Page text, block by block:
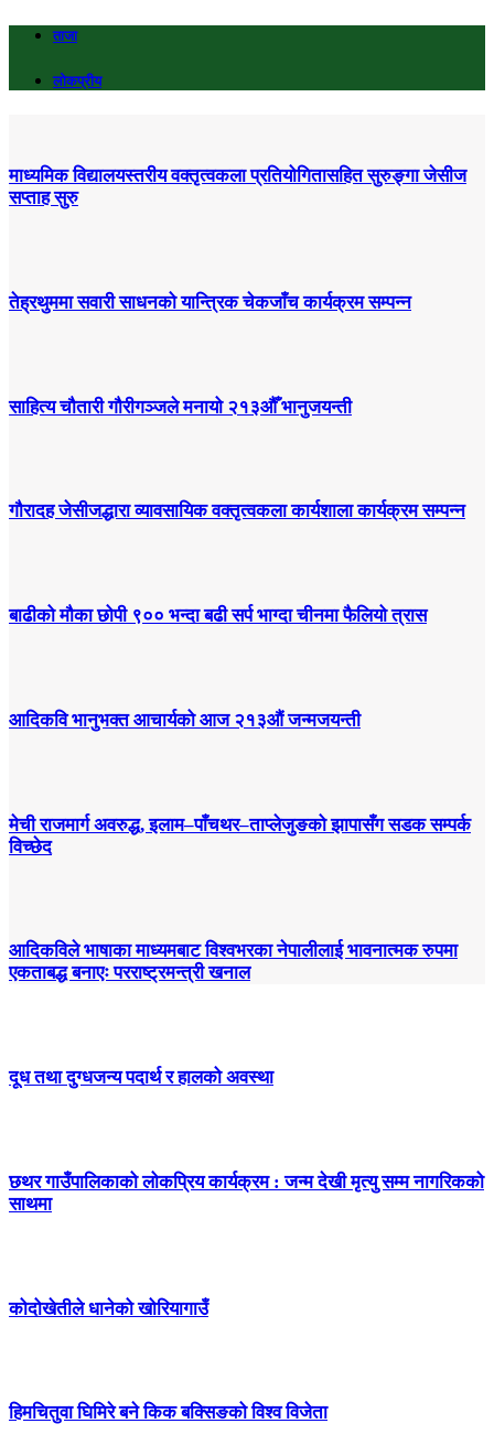
ताजा
लोकप्रीय
माध्यमिक विद्यालयस्तरीय वक्तृत्वकला प्रतियोगितासहित सुरुङ्गा जेसीज
सप्ताह सुरु
तेह्रथुममा सवारी साधनको यान्त्रिक चेकजाँच कार्यक्रम सम्पन्न
साहित्य चौतारी गौरीगञ्जले मनायो २१३औँ भानुजयन्ती
गौरादह जेसीजद्धारा व्यावसायिक वक्तृत्वकला कार्यशाला कार्यक्रम सम्पन्न
बाढीको मौका छोपी ९०० भन्दा बढी सर्प भाग्दा चीनमा फैलियो त्रास
आदिकवि भानुभक्त आचार्यको आज २१३औं जन्मजयन्ती
मेची राजमार्ग अवरुद्ध, इलाम–पाँचथर–ताप्लेजुङको झापासँग सडक सम्पर्क
विच्छेद
आदिकविले भाषाका माध्यमबाट विश्वभरका नेपालीलाई भावनात्मक रुपमा
एकताबद्ध बनाएः परराष्ट्रमन्त्री खनाल
दूध तथा दुग्धजन्य पदार्थ र हालको अवस्था
छथर गाउँपालिकाको लोकप्रिय कार्यक्रम : जन्म देखी मृत्यु सम्म नागरिकको
साथमा
कोदोखेतीले धानेको खोरियागाउँ
हिमचितुवा घिमिरे बने किक बक्सिङको विश्व विजेता